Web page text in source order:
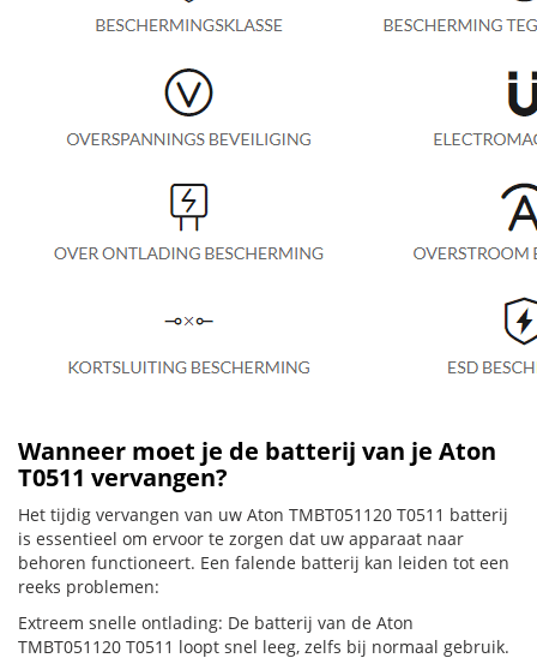
Wanneer moet je de batterij van je Aton
T0511 vervangen?
Het tijdig vervangen van uw Aton TMBT051120 T0511 batterij
is essentieel om ervoor te zorgen dat uw apparaat naar
behoren functioneert. Een falende batterij kan leiden tot een
reeks problemen:
Extreem snelle ontlading: De batterij van de Aton
TMBT051120 T0511 loopt snel leeg, zelfs bij normaal gebruik.